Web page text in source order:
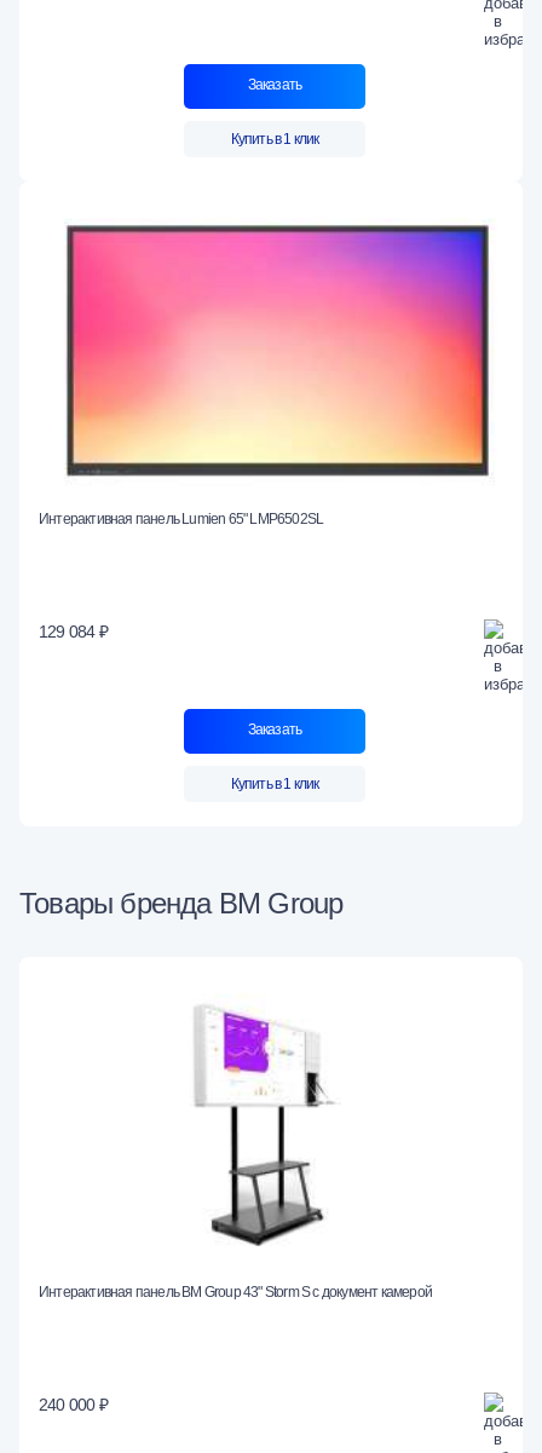
Заказать
Купить в 1 клик
Интерактивная панель Lumien 65" LMP6502SL
129 084 ₽
Заказать
Купить в 1 клик
Товары бренда BM Group
Интерактивная панель BM Group 43" Storm S с документ камерой
240 000 ₽